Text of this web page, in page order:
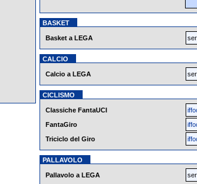
BASKET
Basket a LEGA
CALCIO
Calcio a LEGA
CICLISMO
Classiche FantaUCI
FantaGiro
Triciclo del Giro
PALLAVOLO
Pallavolo a LEGA